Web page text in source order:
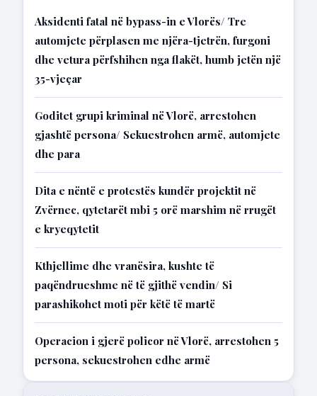
Aksidenti fatal në bypass-in e Vlorës/ Tre
automjete përplasen me njëra-tjetrën, furgoni
dhe vetura përfshihen nga flakët, humb jetën një
35-vjeçar
Goditet grupi kriminal në Vlorë, arrestohen
gjashtë persona/ Sekuestrohen armë, automjete
dhe para
Dita e nëntë e protestës kundër projektit në
Zvërnec, qytetarët mbi 5 orë marshim në rrugët
e kryeqytetit
Kthjellime dhe vranësira, kushte të
paqëndrueshme në të gjithë vendin/ Si
parashikohet moti për këtë të martë
Operacion i gjerë policor në Vlorë, arrestohen 5
persona, sekuestrohen edhe armë